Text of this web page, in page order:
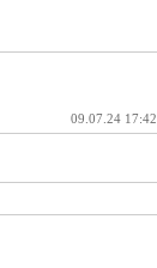
09.07.24 17:42